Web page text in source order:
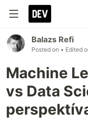
Balazs Refi
Posted on • Edited
Machine
vs Data